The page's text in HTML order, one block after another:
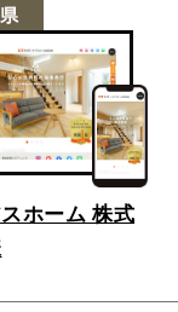
ホーム 株式